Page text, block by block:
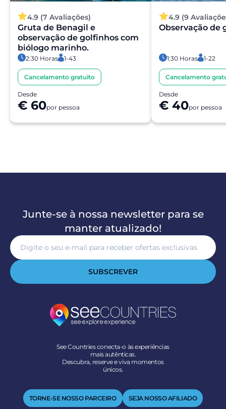
4.9 (7 Avaliações)
Gruta de Benagil e
observação de golfinhos com
biólogo marinho.
2:30 Horas 1-43
Cancelamento gratuito
Desde
€ 60por pessoa
4.9 (9
Observação de
1:30 Horas 1-22
Cancelamento
Desde
€ 40por pessoa
Junte-se à nossa newsletter para se
manter atualizado!
SUBSCREVER
See Countries conecta-o às experiências
mais autênticas.
Descubra, reserve e viva momentos
únicos.
TORNE-SE NOSSO PARCEIRO SEJA NOSSO AFILIADO